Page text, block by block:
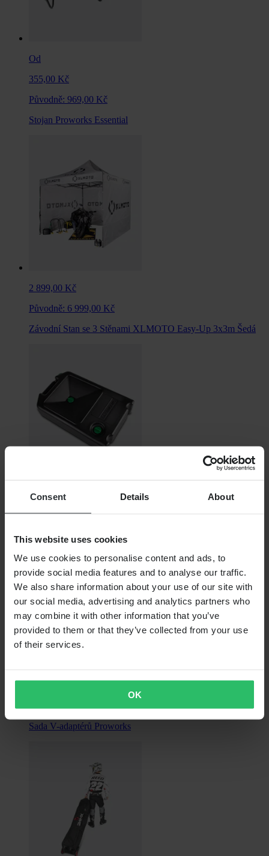
Consent Details About
This website uses cookies
We use cookies to personalise content and ads, to
provide social media features and to analyse our traffic.
We also share information about your use of our site with
our social media, advertising and analytics partners who
may combine it with other information that you’ve
provided to them or that they’ve collected from your use
of their services.
OK
Od
355,00 Kč
Původně: 969,00 Kč
Stojan Proworks Essential
2 899,00 Kč
Původně: 6 999,00 Kč
Závodní Stan se 3 Stěnami XLMOTO Easy-Up 3x3m Šedá
335,00 Kč
Původně: 479,00 Kč
Nádoba na Odpadní Olej Proworks 8L
Sada V-adaptérů Proworks